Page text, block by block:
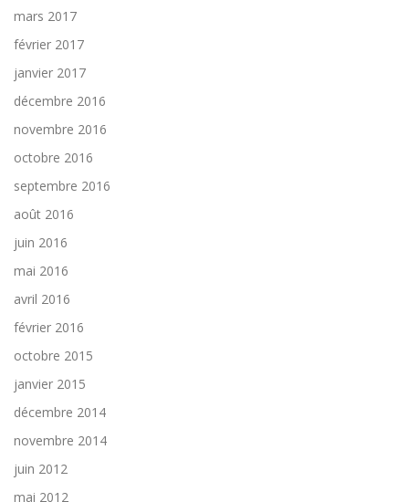
mars 2017
février 2017
janvier 2017
décembre 2016
novembre 2016
octobre 2016
septembre 2016
août 2016
juin 2016
mai 2016
avril 2016
février 2016
octobre 2015
janvier 2015
décembre 2014
novembre 2014
juin 2012
mai 2012